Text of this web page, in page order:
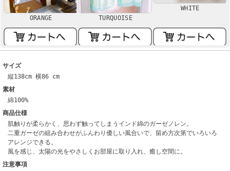
ORANGE TURQUOISE
WHITE
サイズ
縦138cm 横86 cm
素材
綿100%
商品仕様
肌触りが柔らかく、思わず触ってしまうインド綿のガーゼノレン。
二重ガーゼの組み合わせがふんわり優しい風合いで、留め方次第でいろいろ
アレンジできる。
風を感じ、太陽の光をやさしくお部屋に取り入れ、癒し空間に。
注意事項